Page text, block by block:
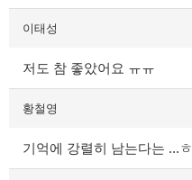
이태성
저도 참 좋았어요 ㅠㅠ
황철영
기억에 강렬히 남는다는 ...ㅎ